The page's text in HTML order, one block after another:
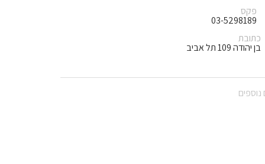
פקס
03-5298189
כתובת
בן יהודה 109 תל אביב